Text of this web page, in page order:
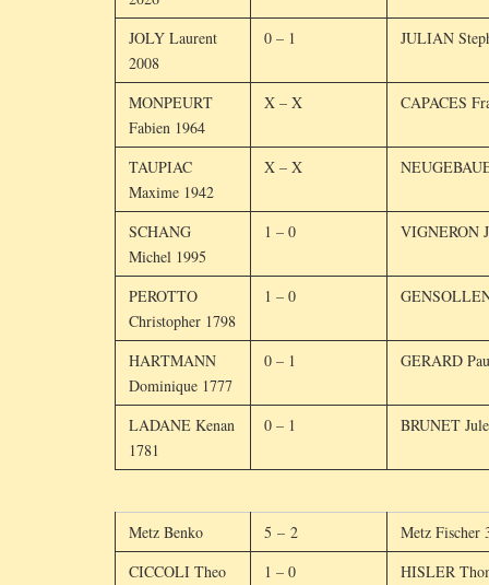
JOLY Laurent
2008
0 – 1 JULIAN
MONPEURT
Fabien 1964
X – X CAPACES
TAUPIAC
Maxime 1942
X – X
SCHANG
Michel 1995
1 – 0 VIGNERON
PEROTTO
Christopher 1798
1 – 0
HARTMANN
Dominique 1777
0 – 1 GERARD
LADANE Kenan
1781
0 – 1 BRUNET
Metz Benko 5 – 2
Metz Fischer
CICCOLI Theo
1 – 0 HISLER